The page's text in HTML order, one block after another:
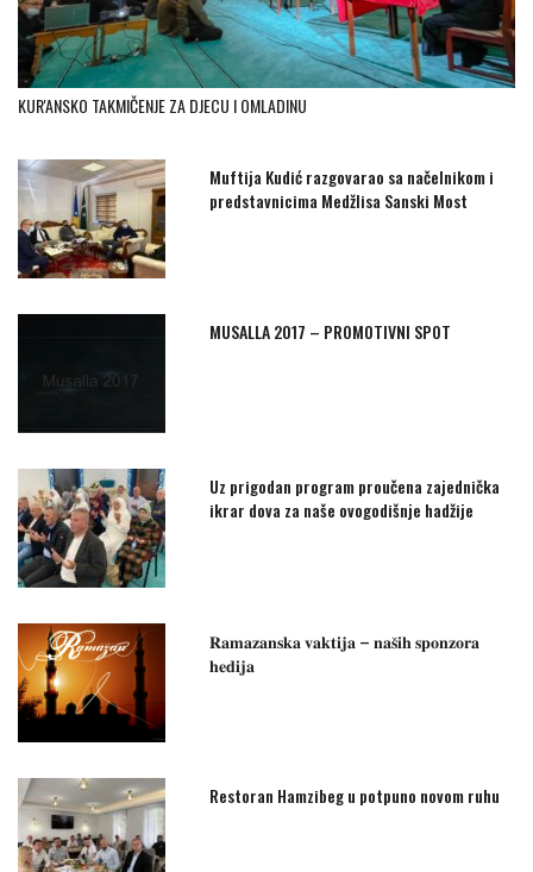
KUR'ANSKO TAKMIČENJE ZA DJECU I OMLADINU
Muftija Kudić razgovarao sa načelnikom i
predstavnicima Medžlisa Sanski Most
MUSALLA 2017 – PROMOTIVNI SPOT
Uz prigodan program proučena zajednička
ikrar dova za naše ovogodišnje hadžije
𝐑𝐚𝐦𝐚𝐳𝐚𝐧𝐬𝐤𝐚 𝐯𝐚𝐤𝐭𝐢𝐣𝐚 – 𝐧𝐚𝐬̌𝐢𝐡 𝐬𝐩𝐨𝐧𝐳𝐨𝐫𝐚
𝐡𝐞𝐝𝐢𝐣𝐚
Restoran Hamzibeg u potpuno novom ruhu